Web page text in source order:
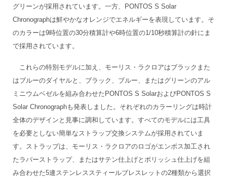
グリーンが採用されています。一方、PONTOS S Solar
Chronographは鮮やかなオレンジでエネルギーを表現しています。そ
のカラーは9時位置の30分積算計や6時位置の1/10秒積算計の針にま
で採用されています。
これらの特別モデルに加え、モーリス・ラクロアはブラックまた
はブルーのダイヤルと、ブラック、ブルー、またはグリーンのアル
ミニウムベゼルを組み合わせたPONTOS S SolarおよびPONTOS S
Solar Chronographも発表しました。それぞれのカラーリングは時計
全体のデザインと見事に調和しています。すべてのモデルには工具
を必要としない簡単なストラップ交換システムが採用されていま
す。ストラップは、モーリス・ラクロアのロゴがエンボス加工され
たラバーストラップ、またはサテン仕上げとポリッシュ仕上げを組
み合わせた5連ステンレススティールブレスレットの2種類から選択